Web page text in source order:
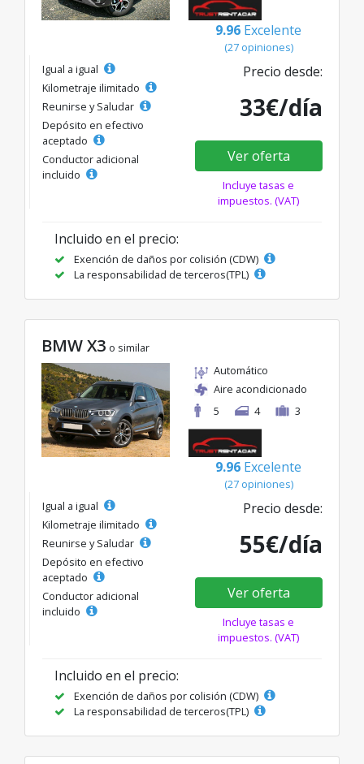
9.96 Excelente
(27 opiniones)
Igual a igual
Kilometraje ilimitado
Reunirse y Saludar
Depósito en efectivo
aceptado
Conductor adicional
incluido
Precio desde:
33€/día
Ver oferta
Incluye tasas e
impuestos. (VAT)
Incluido en el precio:
Exención de daños por colisión (CDW)
La responsabilidad de terceros(TPL)
BMW X3 o similar
Automático
Aire acondicionado
5
4 3
9.96 Excelente
(27 opiniones)
Igual a igual
Kilometraje ilimitado
Reunirse y Saludar
Depósito en efectivo
aceptado
Conductor adicional
incluido
Precio desde:
55€/día
Ver oferta
Incluye tasas e
impuestos. (VAT)
Incluido en el precio:
Exención de daños por colisión (CDW)
La responsabilidad de terceros(TPL)